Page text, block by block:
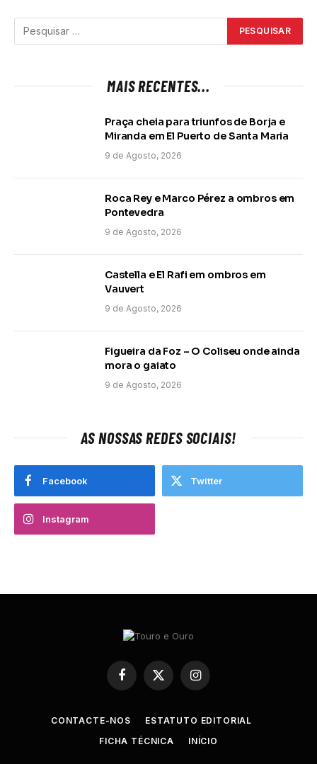
MAIS RECENTES...
Praça cheia para triunfos de Borja e
Miranda em El Puerto de Santa Maria
9 de Agosto, 2026
Roca Rey e Marco Pérez a ombros em
Pontevedra
9 de Agosto, 2026
Castella e El Rafi em ombros em
Vauvert
9 de Agosto, 2026
Figueira da Foz – O Coliseu onde ainda
mora o gaiato
9 de Agosto, 2026
AS NOSSAS REDES SOCIAIS!
Facebook Twitter
Instagram
Facebook
X
(Twitter)
Instagram
CONTACTE-NOS
ESTATUTO EDITORIAL
FICHA TÉCNICA
INÍCIO